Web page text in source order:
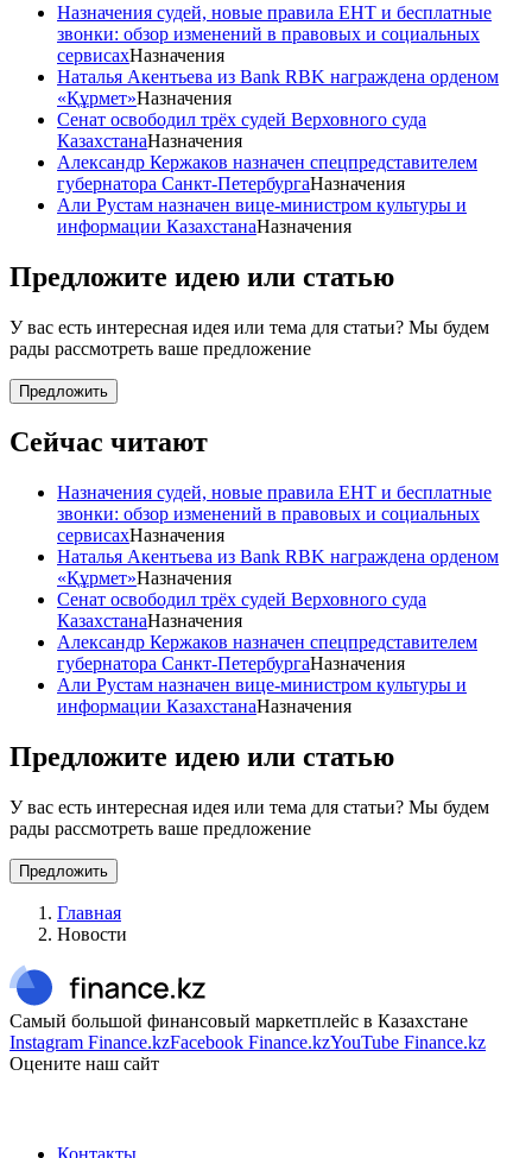
Назначения судей, новые правила ЕНТ и бесплатные
звонки: обзор изменений в правовых и социальных
сервисахНазначения
Наталья Акентьева из Bank RBK награждена орденом
«Құрмет»Назначения
Сенат освободил трёх судей Верховного суда
КазахстанаНазначения
Александр Кержаков назначен спецпредставителем
губернатора Санкт-ПетербургаНазначения
Али Рустам назначен вице-министром культуры и
информации КазахстанаНазначения
Предложите идею или статью
У вас есть интересная идея или тема для статьи? Мы будем
рады рассмотреть ваше предложение
Предложить
Сейчас читают
Назначения судей, новые правила ЕНТ и бесплатные
звонки: обзор изменений в правовых и социальных
сервисахНазначения
Наталья Акентьева из Bank RBK награждена орденом
«Құрмет»Назначения
Сенат освободил трёх судей Верховного суда
КазахстанаНазначения
Александр Кержаков назначен спецпредставителем
губернатора Санкт-ПетербургаНазначения
Али Рустам назначен вице-министром культуры и
информации КазахстанаНазначения
Предложите идею или статью
У вас есть интересная идея или тема для статьи? Мы будем
рады рассмотреть ваше предложение
Предложить
Главная
Новости
Самый большой финансовый маркетплейс в Казахстане
Instagram Finance.kzFacebook Finance.kzYouTube Finance.kz
Оцените наш сайт